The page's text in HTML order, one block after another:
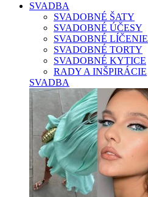
SVADBA
SVADOBNÉ ŠATY
SVADOBNÉ ÚČESY
SVADOBNÉ LÍČENIE
SVADOBNÉ TORTY
SVADOBNÉ KYTICE
RADY A INŠPIRÁCIE
SVADBA